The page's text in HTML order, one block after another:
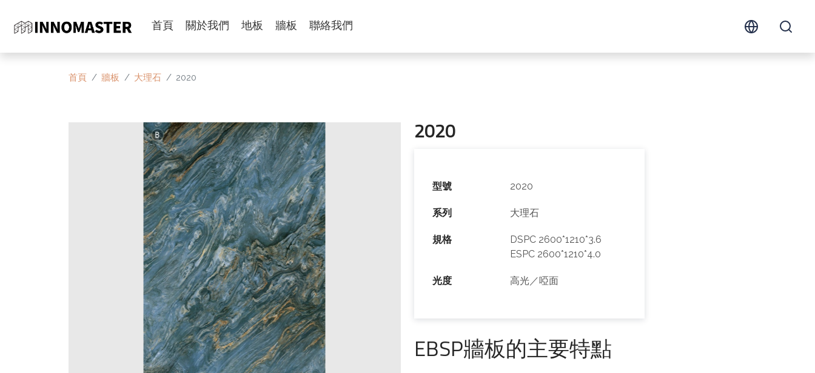
首頁 關於我們 地板 牆板 聯絡我們
首頁 牆板 大理石 2020
2020
型號 2020
系列 大理石
規格
DSPC 2600*1210*3.6
ESPC 2600*1210*4.0
光度 高光／啞面
EBSP牆板的主要特點